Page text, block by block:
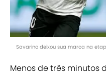
Savarino deixou sua marca na
Menos de três minutos